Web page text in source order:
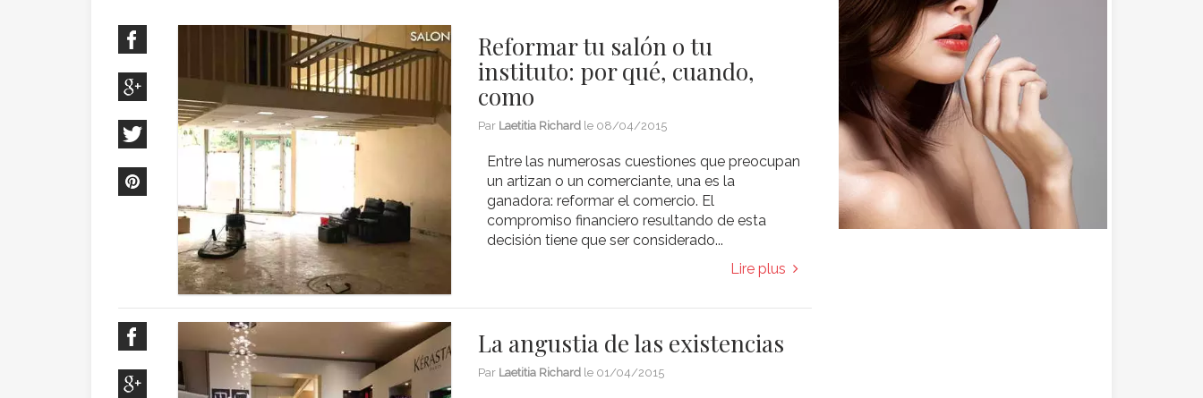
Reformar tu salón o tu
instituto: por qué, cuando,
como
Par Laetitia Richard le 08/04/2015
Entre las numerosas cuestiones que preocupan
un artizan o un comerciante, una es la
ganadora: reformar el comercio. El
compromiso financiero resultando de esta
decisión tiene que ser considerado...
Lire plus
La angustia de las existencias
Par Laetitia Richard le 01/04/2015